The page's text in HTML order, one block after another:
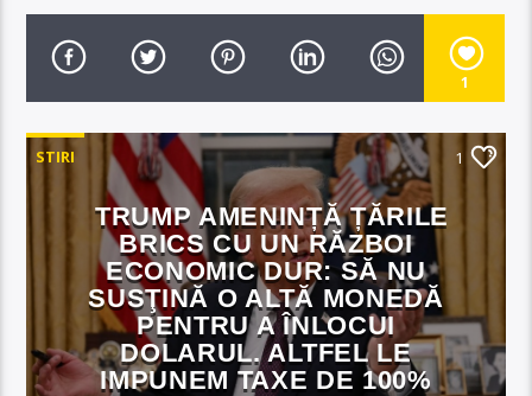
1
STIRI 1
TRUMP AMENINȚĂ ȚĂRILE
BRICS CU UN RĂZBOI
ECONOMIC DUR: SĂ NU
SUSŢINĂ O ALTĂ MONEDĂ
PENTRU A ÎNLOCUI
DOLARUL. ALTFEL LE
IMPUNEM TAXE DE 100%